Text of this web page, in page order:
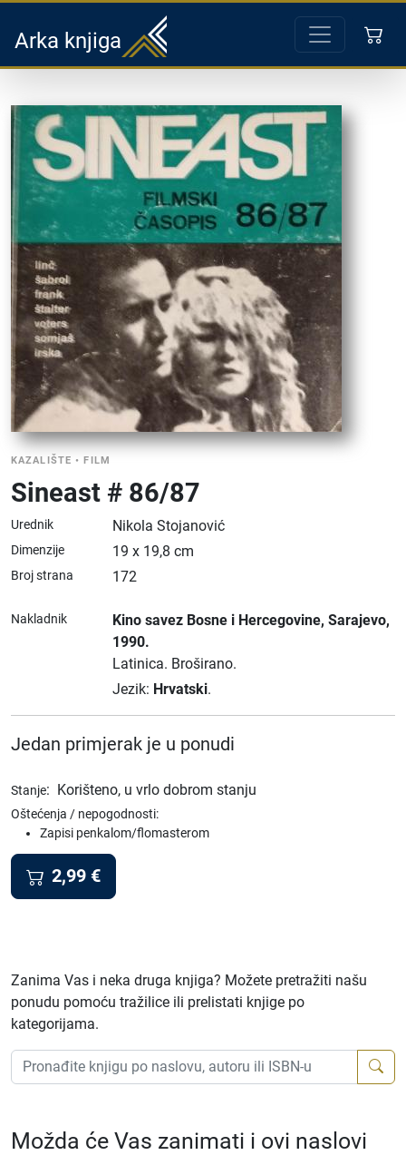
Arka knjiga
KAZALIŠTE •FILM
Sineast # 86/87
Urednik Nikola Stojanović
Dimenzije 19 x 19,8 cm
Broj strana 172
Nakladnik Kino savez Bosne i Hercegovine, Sarajevo,
1990.
Latinica. Broširano.
Jezik: Hrvatski.
Jedan primjerak je u ponudi
Stanje: Korišteno, u vrlo dobrom stanju
Oštećenja / nepogodnosti:
Zapisi penkalom/flomasterom
2,99 €
Zanima Vas i neka druga knjiga? Možete pretražiti našu
ponudu pomoću tražilice ili prelistati knjige po
kategorijama.
Možda će Vas zanimati i ovi naslovi